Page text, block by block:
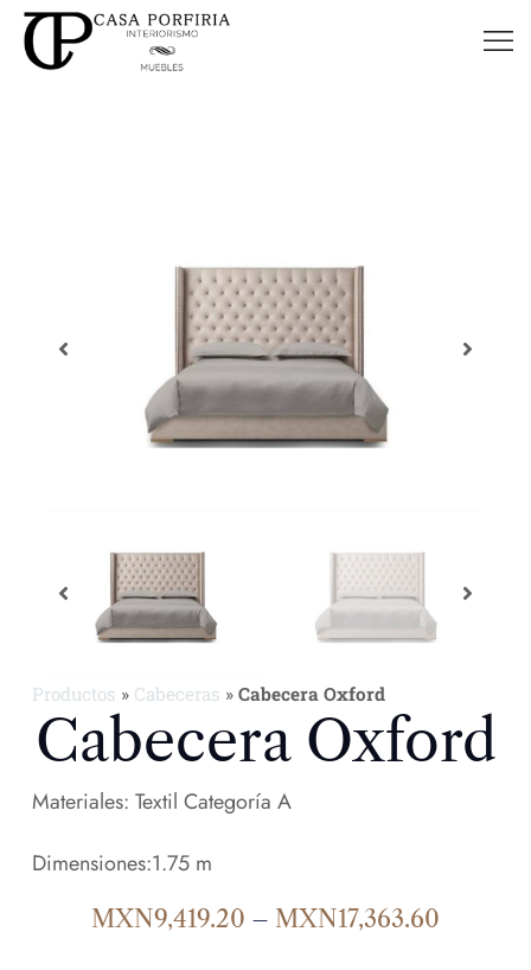
Productos » Cabeceras » Cabecera Oxford
Cabecera Oxford
Materiales: Textil Categoría A
Dimensiones:1.75 m
MXN9,419.20 – MXN17,363.60